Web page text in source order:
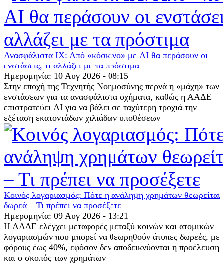
Ανασφάλιστα ΙΧ: Από «κόσκινο» με AI θα περάσουν οι
ενστάσεις, τι αλλάζει με τα πρόστιμα
Ημερομηνία: 10 Αυγ 2026 - 08:15
Στην εποχή της Τεχνητής Νοημοσύνης περνά η «μάχη» των
ενστάσεων για τα ανασφάλιστα οχήματα, καθώς η ΑΑΔΕ
επιστρατεύει AI για να βάλει σε ταχύτερη τροχιά την
εξέταση εκατοντάδων χιλιάδων υποθέσεων
Κοινός λογαριασμός: Πότε η ανάληψη χρημάτων θεωρείται
δωρεά – Τι πρέπει να προσέξετε
Ημερομηνία: 09 Αυγ 2026 - 13:21
Η ΑΑΔΕ ελέγχει μεταφορές μεταξύ κοινών και ατομικών
λογαριασμών που μπορεί να θεωρηθούν άτυπες δωρεές, με
φόρους έως 40%, εφόσον δεν αποδεικνύονται η προέλευση
και ο σκοπός των χρημάτων